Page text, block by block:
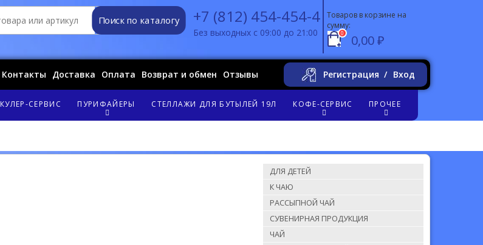
Поиск по каталогу +7 (812) 454-454-4
Без выходных с 09:00 до 21:00
Товаров в корзине на
сумму:
0 0,00 ₽
Контакты Доставка Оплата Возврат и обмен Отзывы Регистрация Вход
КУЛЕР-СЕРВИС ПУРИФАЙЕРЫ СТЕЛЛАЖИ ДЛЯ БУТЫЛЕЙ 19Л КОФЕ-СЕРВИС ПРОЧЕЕ
ДЛЯ ДЕТЕЙ
К ЧАЮ
РАССЫПНОЙ ЧАЙ
СУВЕНИРНАЯ ПРОДУКЦИЯ
ЧАЙ